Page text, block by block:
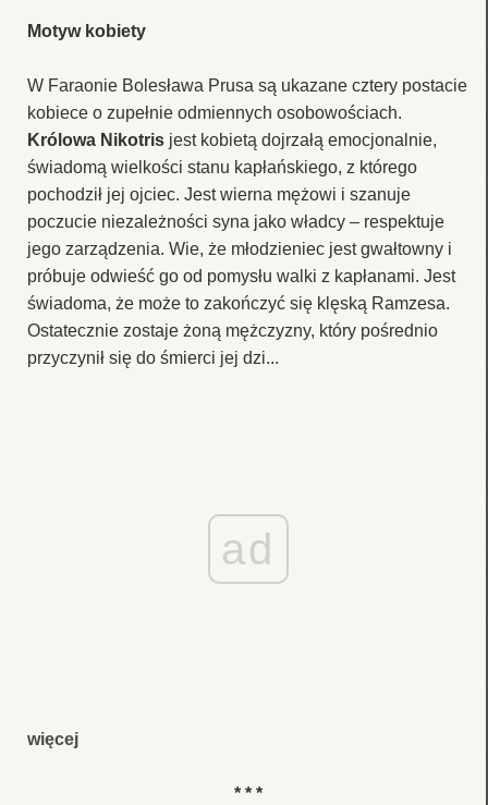
Motyw kobiety
W Faraonie Bolesława Prusa są ukazane cztery postacie
kobiece o zupełnie odmiennych osobowościach.
Królowa Nikotris jest kobietą dojrzałą emocjonalnie,
świadomą wielkości stanu kapłańskiego, z którego
pochodził jej ojciec. Jest wierna mężowi i szanuje
poczucie niezależności syna jako władcy – respektuje
jego zarządzenia. Wie, że młodzieniec jest gwałtowny i
próbuje odwieść go od pomysłu walki z kapłanami. Jest
świadoma, że może to zakończyć się klęską Ramzesa.
Ostatecznie zostaje żoną mężczyzny, który pośrednio
przyczynił się do śmierci jej dzi...
ad
więcej
* * *